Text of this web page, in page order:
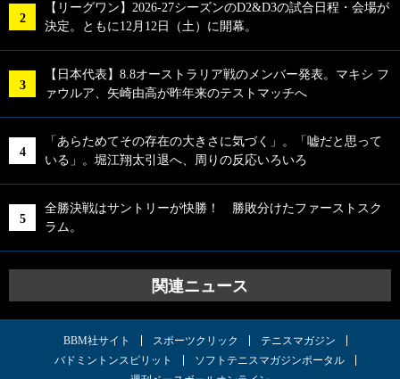
【リーグワン】2026-27シーズンのD2&D3の試合日程・会場が
決定。ともに12月12日（土）に開幕。
【日本代表】8.8オーストラリア戦のメンバー発表。マキシ フ
ァウルア、矢崎由高が昨年来のテストマッチへ
「あらためてその存在の大きさに気づく」。「嘘だと思って
いる」。堀江翔太引退へ、周りの反応いろいろ
全勝決戦はサントリーが快勝！ 勝敗分けたファーストスク
ラム。
関連ニュース
BBM社サイト スポーツクリック
テニスマガジン
バドミントンスピリット
ソフトテニスマガジンポータル